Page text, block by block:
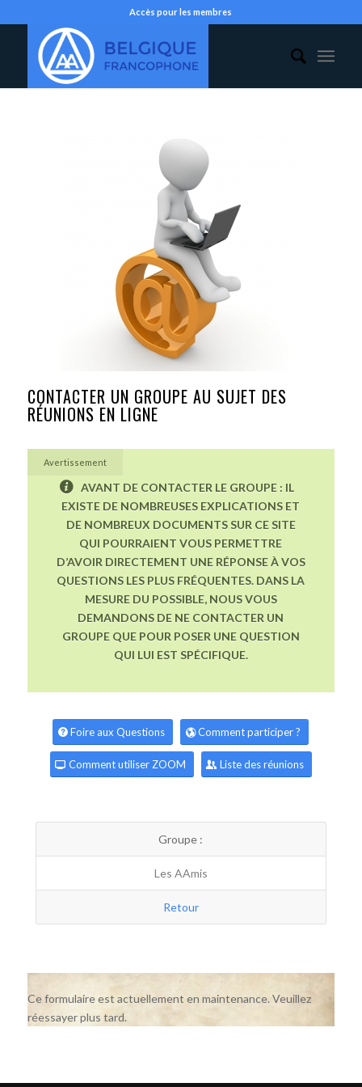
Accès pour les membres
CONTACTER UN GROUPE AU SUJET DES
RÉUNIONS EN LIGNE
Avertissement
AVANT DE CONTACTER LE GROUPE : IL
EXISTE DE NOMBREUSES EXPLICATIONS ET
DE NOMBREUX DOCUMENTS SUR CE SITE
QUI POURRAIENT VOUS PERMETTRE
D’AVOIR DIRECTEMENT UNE RÉPONSE À VOS
QUESTIONS LES PLUS FRÉQUENTES. DANS LA
MESURE DU POSSIBLE, NOUS VOUS
DEMANDONS DE NE CONTACTER UN
GROUPE QUE POUR POSER UNE QUESTION
QUI LUI EST SPÉCIFIQUE.
Foire aux Questions Comment participer ?
Comment utiliser ZOOM Liste des réunions
Groupe :
Les AAmis
Retour
Ce formulaire est actuellement en maintenance. Veuillez
réessayer plus tard.